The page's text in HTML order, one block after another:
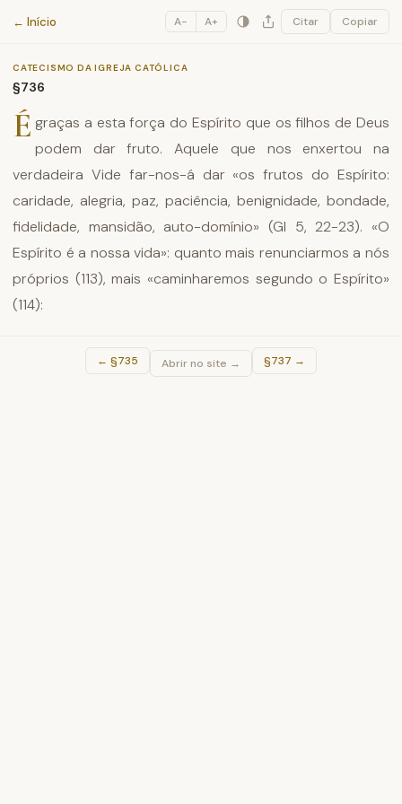
Catecismo da Igreja Católica
← Início A− A+ Citar Copiar
CATECISMO DA IGREJA CATÓLICA
§736
É graças a esta força do Espírito que os filhos de Deus
podem dar fruto. Aquele que nos enxertou na
verdadeira Vide far-nos-á dar «os frutos do Espírito:
caridade, alegria, paz, paciência, benignidade, bondade,
fidelidade, mansidão, auto-domínio» (Gl 5, 22-23). «O
Espírito é a nossa vida»: quanto mais renunciarmos a nós
próprios (113), mais «caminharemos segundo o Espírito»
(114):
← §735 Abrir no site → §737 →